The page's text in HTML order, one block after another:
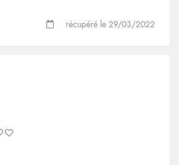
récupéré le 29/03/2022